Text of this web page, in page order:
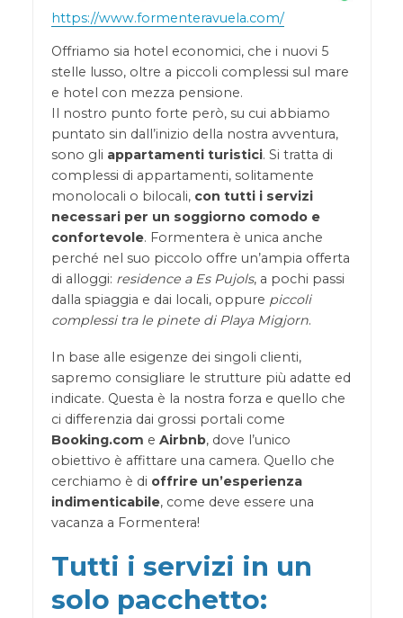
https://www.formenteravuela.com/
Offriamo sia hotel economici, che i nuovi 5
stelle lusso, oltre a piccoli complessi sul mare
e hotel con mezza pensione.
Il nostro punto forte però, su cui abbiamo
puntato sin dall’inizio della nostra avventura,
sono gli appartamenti turistici. Si tratta di
complessi di appartamenti, solitamente
monolocali o bilocali, con tutti i servizi
necessari per un soggiorno comodo e
confortevole. Formentera è unica anche
perché nel suo piccolo offre un’ampia offerta
di alloggi: residence a Es Pujols, a pochi passi
dalla spiaggia e dai locali, oppure piccoli
complessi tra le pinete di Playa Migjorn.
In base alle esigenze dei singoli clienti,
sapremo consigliare le strutture più adatte ed
indicate. Questa è la nostra forza e quello che
ci differenzia dai grossi portali come
Booking.com e Airbnb, dove l’unico
obiettivo è affittare una camera. Quello che
cerchiamo è di offrire un’esperienza
indimenticabile, come deve essere una
vacanza a Formentera!
Tutti i servizi in un
solo pacchetto: